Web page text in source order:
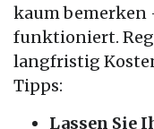
kaum bemerken
funktioniert.
langfristig
Tipps:
Lassen Sie